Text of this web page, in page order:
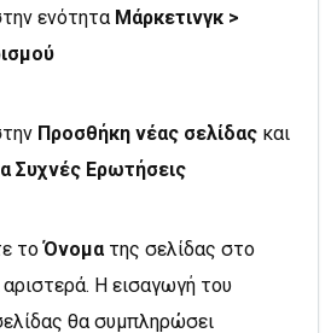
ενότητα Μάρκετινγκ >
Προσθήκη νέας σελίδας και
Συχνές Ερωτήσεις
τοΌνομα της σελίδας στο
Η εισαγωγή του
θα συμπληρώσει